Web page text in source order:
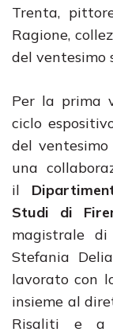
Trenta,
Ragione,
del ventesimo
Per la prima
ciclo
del
una
il
Studi di
magistrale di
Stefania
lavorato con
insieme al
Risaliti e a